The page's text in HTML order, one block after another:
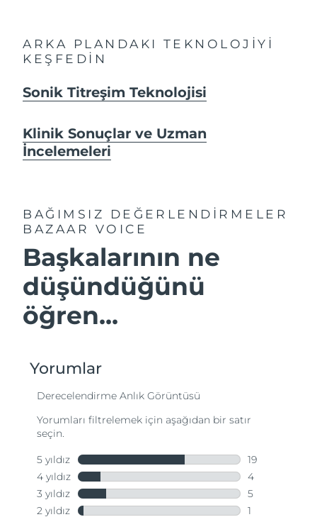
ARKA PLANDAKI TEKNOLOJİYİ
KEŞFEDİN
Sonik Titreşim Teknolojisi
Klinik Sonuçlar ve Uzman
İncelemeleri
BAĞIMSIZ DEĞERLENDİRMELER
BAZAAR VOICE
Başkalarının ne
düşündüğünü
öğren...